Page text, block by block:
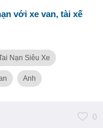
với xe van, tài xế
Nạn Siêu Xe
Anh
0